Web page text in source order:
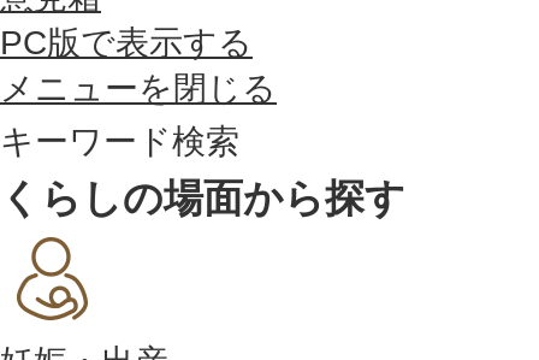
PC版で表示する
メニューを閉じる
キーワード検索
くらしの場面から探す